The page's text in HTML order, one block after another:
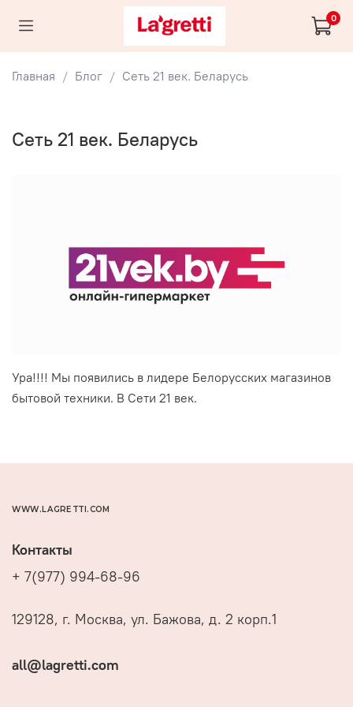
0
Главная Блог Сеть 21 век. Беларусь
Сеть 21 век. Беларусь
Ура!!!! Мы появились в лидере Белорусских магазинов
бытовой техники. В Сети 21 век.
WWW.LAGRETTI.COM
Контакты
+ 7(977) 994-68-96
129128, г. Москва, ул. Бажова, д. 2 корп.1
all@lagretti.com